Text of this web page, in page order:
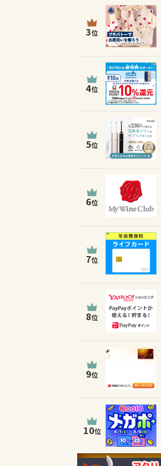
3位
4位
5位
6位
7位
8位
9位
10位